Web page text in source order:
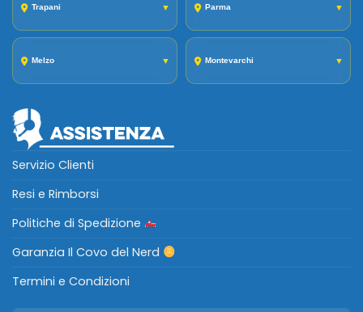
Trapani ▼ Parma ▼
Melzo ▼ Montevarchi ▼
Servizio Clienti
Resi e Rimborsi
Politiche di Spedizione
Garanzia Il Covo del Nerd
Termini e Condizioni